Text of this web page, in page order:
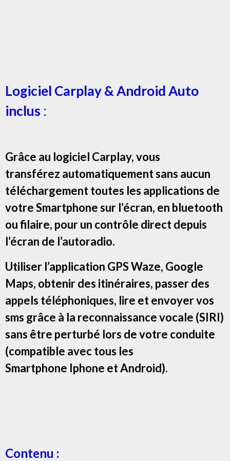
Logiciel Carplay & Android Auto
inclus :
Grâce au logiciel Carplay, vous
transférez automatiquement sans aucun
téléchargement toutes les applications de
votre Smartphone sur l’écran, en bluetooth
ou filaire, pour un contrôle direct depuis
l’écran de l’autoradio.
Utiliser l’application GPS Waze, Google
Maps, obtenir des itinéraires, passer des
appels téléphoniques, lire et envoyer vos
sms grâce à la reconnaissance vocale (SIRI)
sans être perturbé lors de votre conduite
(compatible avec tous les
Smartphone Iphone et Android).
Contenu :